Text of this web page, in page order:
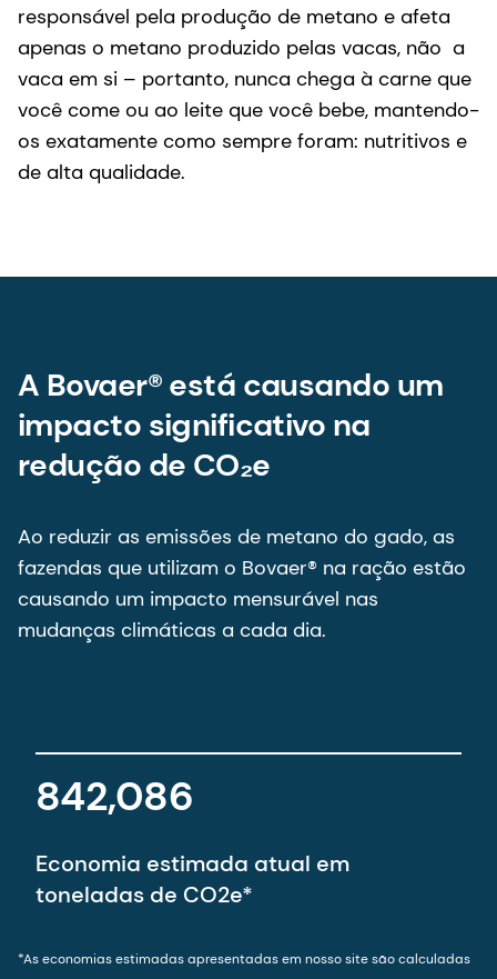
responsável pela produção de metano e afeta
apenas o metano produzido pelas vacas, não a
vaca em si – portanto, nunca chega à carne que
você come ou ao leite que você bebe, mantendo-
os exatamente como sempre foram: nutritivos e
de alta qualidade.
A Bovaer® está causando um
impacto significativo na
redução de CO₂e
Ao reduzir as emissões de metano do gado, as
fazendas que utilizam o Bovaer® na ração estão
causando um impacto mensurável nas
mudanças climáticas a cada dia.
842,086
Economia estimada atual em
toneladas de CO2e*
*As economias estimadas apresentadas em nosso site são calculadas